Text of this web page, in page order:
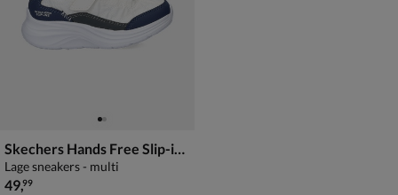
Skechers Hands Free Slip-ins Comfy Sprints
Lage sneakers - multi
€ 49,99
49,99